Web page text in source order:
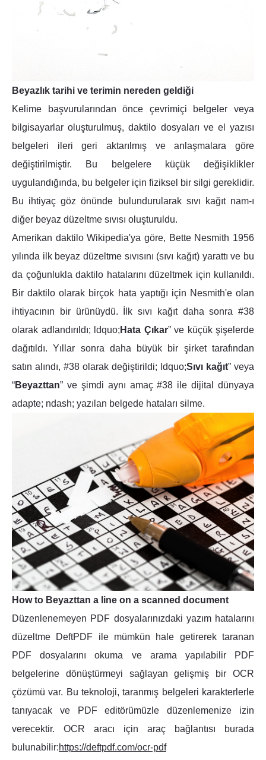
Beyazlık tarihi ve terimin nereden geldiği
Kelime başvurularından önce çevrimiçi belgeler veya
bilgisayarlar oluşturulmuş, daktilo dosyaları ve el yazısı
belgeleri ileri geri aktarılmış ve anlaşmalara göre
değiştirilmiştir. Bu belgelere küçük değişiklikler
uygulandığında, bu belgeler için fiziksel bir silgi gereklidir.
Bu ihtiyaç göz önünde bulundurularak sıvı kağıt nam-ı
diğer beyaz düzeltme sıvısı oluşturuldu.
Amerikan daktilo Wikipedia'ya göre, Bette Nesmith 1956
yılında ilk beyaz düzeltme sıvısını (sıvı kağıt) yarattı ve bu
da çoğunlukla daktilo hatalarını düzeltmek için kullanıldı.
Bir daktilo olarak birçok hata yaptığı için Nesmith'e olan
ihtiyacının bir ürünüydü. İlk sıvı kağıt daha sonra #38
olarak adlandırıldı; ldquo; Hata Çıkar” ve küçük şişelerde
dağıtıldı. Yıllar sonra daha büyük bir şirket tarafından
satın alındı, #38 olarak değiştirildi; ldquo;Sıvı kağıt” veya
“Beyazttan” ve şimdi aynı amaç #38 ile dijital dünyaya
adapte; ndash; yazılan belgede hataları silme.
How to Beyazttan a line on a scanned document
Düzenlenemeyen PDF dosyalarınızdaki yazım hatalarını
düzeltme DeftPDF ile mümkün hale getirerek taranan
PDF dosyalarını okuma ve arama yapılabilir PDF
belgelerine dönüştürmeyi sağlayan gelişmiş bir OCR
çözümü var. Bu teknoloji, taranmış belgeleri karakterlerle
tanıyacak ve PDF editörümüzle düzenlemenize izin
verecektir. OCR aracı için araç bağlantısı burada
bulunabilir:https://deftpdf.com/ocr-pdf